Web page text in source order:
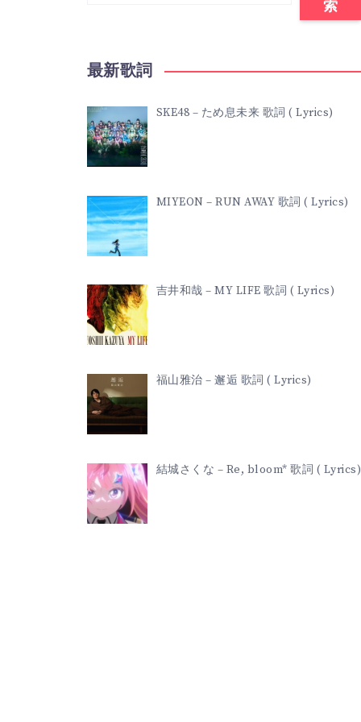
索
最新歌詞
SKE48 – ため息未来 歌詞 ( Lyrics)
MIYEON – RUN AWAY 歌詞 ( Lyrics)
吉井和哉 – MY LIFE 歌詞 ( Lyrics)
福山雅治 – 邂逅 歌詞 ( Lyrics)
結城さくな – Re, bloom* 歌詞 ( Lyrics)